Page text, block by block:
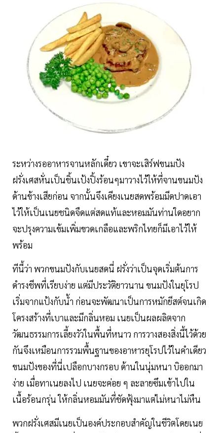
ระหว่างรออาหารจานหลักเดี๋ยว เขาจะเสิร์ฟขนมปัง
ฝรั่งเศสหั่นเป็นชิ้นเป้งปิ้งร้อนๆมาวางไว้ให้ที่จานขนมปัง
ด้านข้างเสียก่อน จากนั้นจึงเคียงเนยสดพร้อมมีดปาดเอา
ไว้ให้เป็นเนยชนิดจืดแต่สดแท้และหอมมันท่านใดอยาก
จะปรุงความเข้มเพิ่มขวดเกลือและพริกไทยก็มีเอาไว้ให้
พร้อม
ทีนี้ว่า พวกขนมปังกับเนยสดนี่ ฝรั่งว่าเป็นจุดเริ่มต้นการ
ดำรงชีพที่เรียบง่าย แต่มีประวัติยาวนาน ขนมปังในยุโรป
เริ่มจากแป้งกับน้ำ ก่อนจะพัฒนาเป็นการหมักยีสต์จนเกิด
โครงสร้างที่เบาและมีกลิ่นหอม เนยเป็นผลผลิตจาก
วัฒนธรรมการเลี้ยงวัวในพื้นที่หนาว การวางสองสิ่งนี้ไว้ด้วย
กันจึงเหมือนการรวมพื้นฐานของอาหารยุโรปไว้ในคำเดียว
ขนมปังของที่นี่เปลือกบางกรอบ ด้านในนุ่มหนา บิออกมา
ง่าย เมื่อทาเนยลงไป เนยจะค่อย ๆ ละลายซึมเข้าไปใน
เนื้อร้อนกรุ่น ให้กลิ่นหอมมันที่ชัดฟุ้งมาแต่ไม่หนาไม่หืน
พวกฝรั่งเศสมีเนยเป็นองค์ประกอบสำคัญในชีวิตโดยเนย